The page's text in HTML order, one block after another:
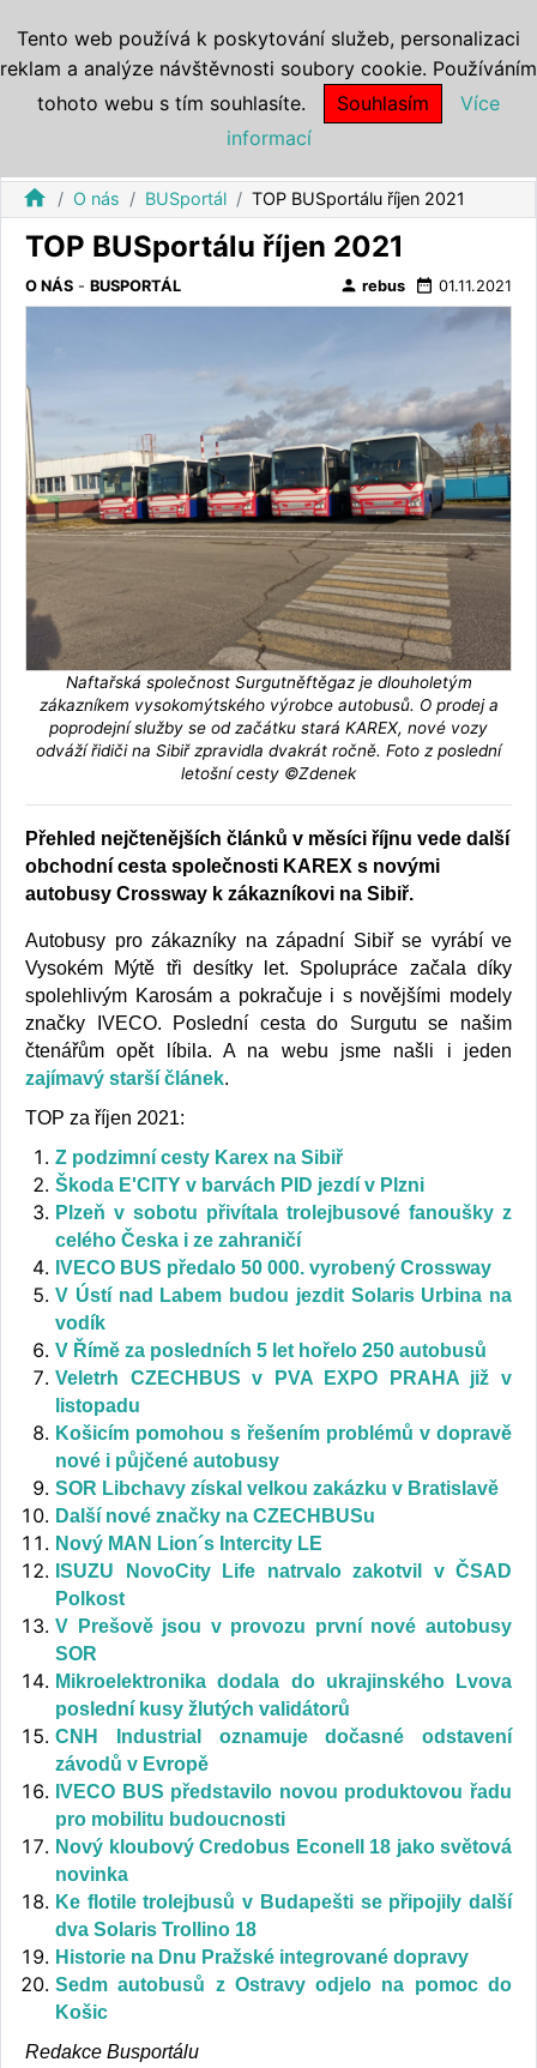
home O nás BUSportál TOP BUSportálu říjen 2021
TOP BUSportálu říjen 2021
O NÁS - BUSPORTÁL person rebus date_range 01.11.2021
Naftařská společnost Surgutněftěgaz je dlouholetým
zákazníkem vysokomýtského výrobce autobusů. O prodej a
poprodejní služby se od začátku stará KAREX, nové vozy
odváží řidiči na Sibiř zpravidla dvakrát ročně. Foto z poslední
letošní cesty ©Zdenek
Přehled nejčtenějších článků v měsíci říjnu vede další
obchodní cesta společnosti KAREX s novými
autobusy Crossway k zákazníkovi na Sibiř.
Autobusy pro zákazníky na západní Sibiř se vyrábí ve
Vysokém Mýtě tři desítky let. Spolupráce začala díky
spolehlivým Karosám a pokračuje i s novějšími modely
značky IVECO. Poslední cesta do Surgutu se našim
čtenářům opět líbila. A na webu jsme našli i jeden
zajímavý starší článek.
TOP za říjen 2021:
Z podzimní cesty Karex na Sibiř
Škoda E'CITY v barvách PID jezdí v Plzni
Plzeň v sobotu přivítala trolejbusové fanoušky z
celého Česka i ze zahraničí
IVECO BUS předalo 50 000. vyrobený Crossway
V Ústí nad Labem budou jezdit Solaris Urbina na
vodík
V Římě za posledních 5 let hořelo 250 autobusů
Veletrh CZECHBUS v PVA EXPO PRAHA již v
listopadu
Košicím pomohou s řešením problémů v dopravě
nové i půjčené autobusy
SOR Libchavy získal velkou zakázku v Bratislavě
Další nové značky na CZECHBUSu
Nový MAN Lion´s Intercity LE
ISUZU NovoCity Life natrvalo zakotvil v ČSAD
Polkost
V Prešově jsou v provozu první nové autobusy
SOR
Mikroelektronika dodala do ukrajinského Lvova
poslední kusy žlutých validátorů
CNH Industrial oznamuje dočasné odstavení
závodů v Evropě
IVECO BUS představilo novou produktovou řadu
pro mobilitu budoucnosti
Nový kloubový Credobus Econell 18 jako světová
novinka
Ke flotile trolejbusů v Budapešti se připojily další
dva Solaris Trollino 18
Historie na Dnu Pražské integrované dopravy
Sedm autobusů z Ostravy odjelo na pomoc do
Košic
Redakce Busportálu
Tento web používá k poskytování služeb, personalizaci
reklam a analýze návštěvnosti soubory cookie. Používáním
tohoto webu s tím souhlasíte.
Souhlasím
Více
informací